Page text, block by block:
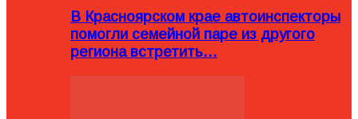
В Красноярском крае автоинспекторы
помогли семейной паре из другого
региона встретить…